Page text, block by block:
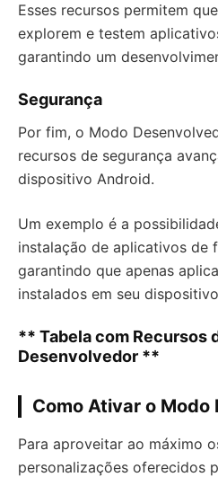
Esses recursos permitem
explorem e testem
garantindo um
Segurança
Por fim, o Modo
recursos de segurança
dispositivo Android.
Um exemplo é a
instalação de aplicativos de
garantindo que apenas
instalados em seu
** Tabela com Recursos
Desenvolvedor **
Como Ativar o
Para aproveitar ao máximo
personalizações oferecidos